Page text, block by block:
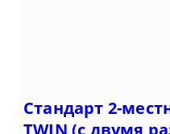
Стандарт 2-